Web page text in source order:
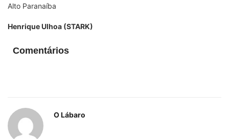
Alto Paranaíba
Henrique Ulhoa (STARK)
Comentários
O Lábaro